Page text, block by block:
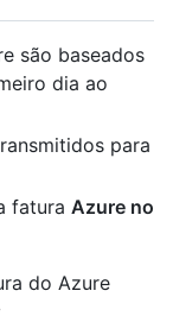
são baseados
dia ao
para
fatura Azure no
do Azure